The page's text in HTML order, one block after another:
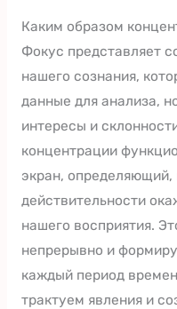
Каким образом
Фокус представляет
нашего сознания,
данные для анализа,
интересы и
концентрации
экран, определяющий,
действительности
нашего восприятия.
непрерывно и
каждый период
трактуем явления и